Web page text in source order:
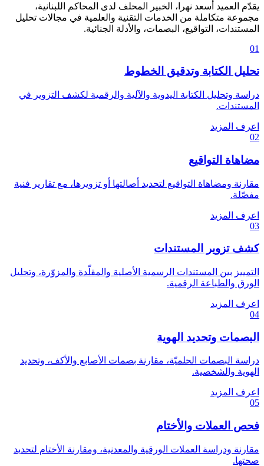
يقدّم العميد أسعد نهرا، الخبير المحلف لدى المحاكم اللبنانية،
مجموعة متكاملة من الخدمات التقنية والعلمية في مجالات تحليل
المستندات، التواقيع، البصمات، والأدلة الجنائية.
01
تحليل الكتابة وتدقيق الخطوط
دراسة وتحليل الكتابة اليدوية والآلية والرقمية لكشف التزوير في
المستندات.
اعرف المزيد
02
مضاهاة التواقيع
مقارنة ومضاهاة التواقيع لتحديد أصالتها أو تزويرها، مع تقارير فنية
مفصّلة.
اعرف المزيد
03
كشف تزوير المستندات
التمييز بين المستندات الرسمية الأصلية والمقلّدة والمزوّرة، وتحليل
الورق والطباعة الرقمية.
اعرف المزيد
04
البصمات وتحديد الهوية
دراسة البصمات الحلميّة، مقارنة بصمات الأصابع والأكف، وتحديد
الهوية والشخصية.
اعرف المزيد
05
فحص العملات والأختام
مقارنة ودراسة العملات الورقية والمعدنية، ومقارنة الأختام لتحديد
صحتها.